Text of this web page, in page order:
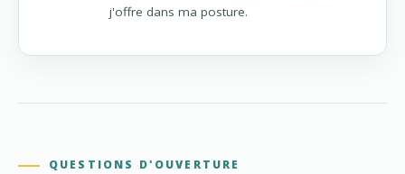
j'offre dans ma posture.
QUESTIONS D'OUVERTURE